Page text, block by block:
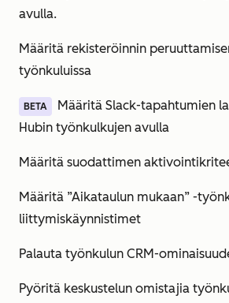
avulla.
Määritä rekisteröinnin
työnkuluissa
BETA
Määritä Slack-tapahtumien
Hubin työnkulkujen avulla
Määritä suodattimen
Määritä ”Aikataulun mukaan” -
liittymiskäynnistimet
Palauta työnkulun CRM-
Pyöritä keskustelun omistajia